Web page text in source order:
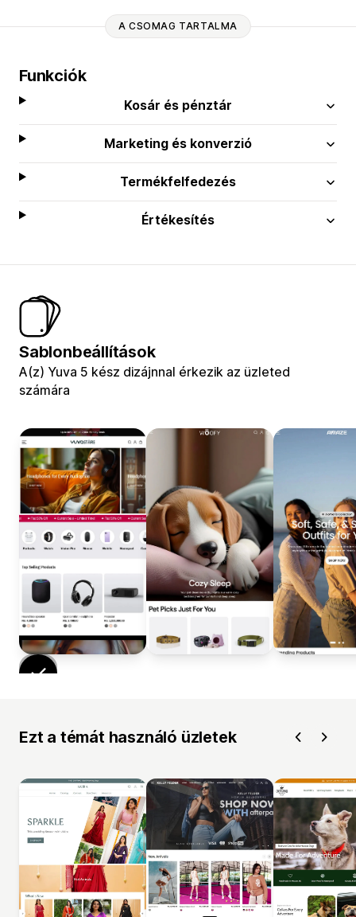
A CSOMAG TARTALMA
Funkciók
Kosár és pénztár
Marketing és konverzió
Termékfelfedezés
Értékesítés
Sablonbeállítások
A(z) Yuva 5 kész dizájnnal érkezik az üzleted
számára
Ezt a témát használó üzletek